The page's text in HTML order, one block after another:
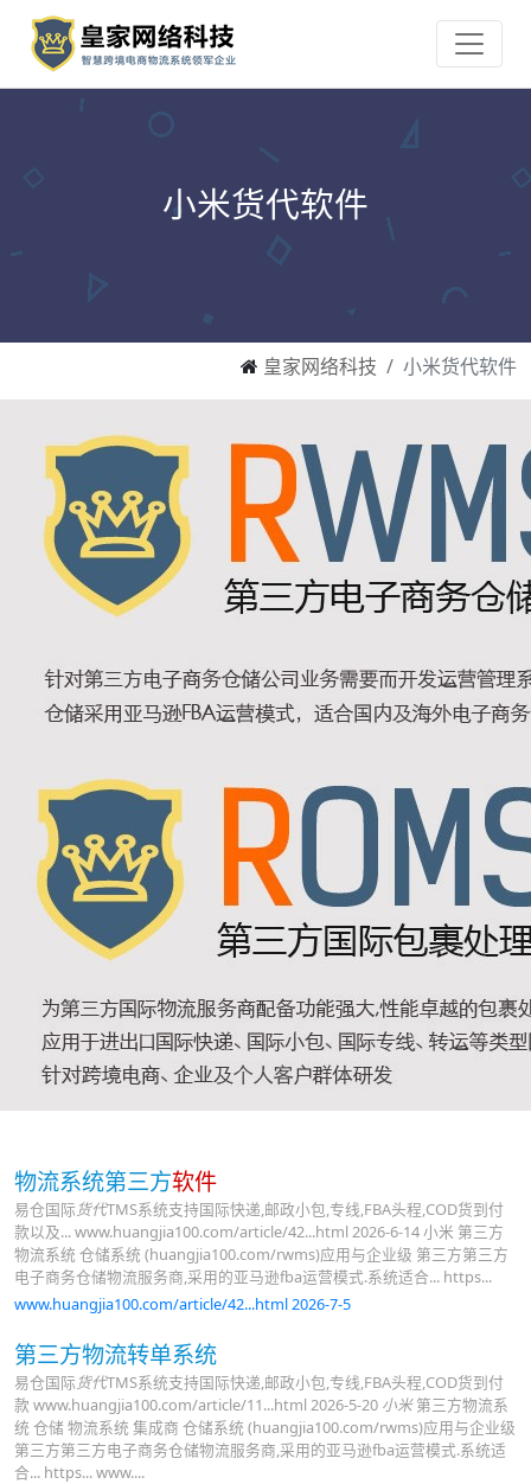
小米货代软件
皇家网络科技 小米货代软件
物流系统第三方软件
易仓国际 货代TMS系统支持国际快递,邮政小包,专线,FBA头程,COD货到付
款以及... www.huangjia100.com/article/42...html 2026-6-14 小米 第三方
物流系统 仓储系统 (huangjia100.com/rwms)应用与企业级 第三方第三方
电子商务仓储物流服务商,采用的亚马逊fba运营模式.系统适合... https...
www.huangjia100.com/article/42...html 2026-7-5
第三方物流转单系统
易仓国际 货代TMS系统支持国际快递,邮政小包,专线,FBA头程,COD货到付
款 www.huangjia100.com/article/11...html 2026-5-20 小米第三方物流系
统 仓储 物流系统 集成商 仓储系统 (huangjia100.com/rwms)应用与企业级
第三方第三方电子商务仓储物流服务商,采用的亚马逊fba运营模式.系统适
合... https... www....